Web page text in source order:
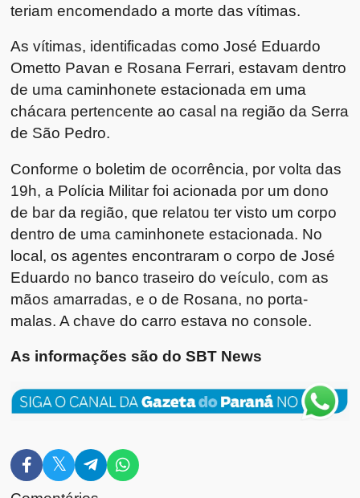
teriam encomendado a morte das vítimas.
As vítimas, identificadas como José Eduardo
Ometto Pavan e Rosana Ferrari, estavam dentro
de uma caminhonete estacionada em uma
chácara pertencente ao casal na região da Serra
de São Pedro.
Conforme o boletim de ocorrência, por volta das
19h, a Polícia Militar foi acionada por um dono
de bar da região, que relatou ter visto um corpo
dentro de uma caminhonete estacionada. No
local, os agentes encontraram o corpo de José
Eduardo no banco traseiro do veículo, com as
mãos amarradas, e o de Rosana, no porta-
malas. A chave do carro estava no console.
As informações são do SBT News